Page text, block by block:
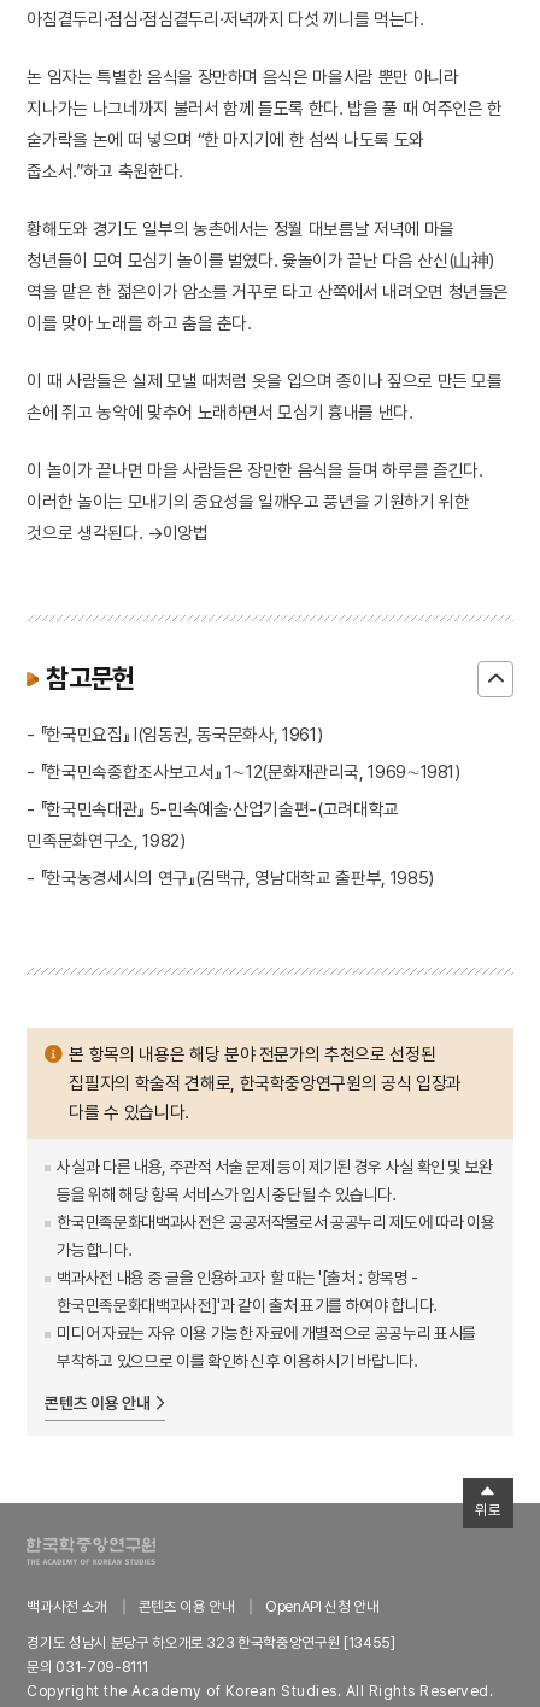
아침곁두리·점심·점심곁두리·저녁까지 다섯 끼니를 먹는다.
논 임자는 특별한 음식을 장만하며 음식은 마을사람 뿐만 아니라
지나가는 나그네까지 불러서 함께 들도록 한다. 밥을 풀 때 여주인은 한
숟가락을 논에 떠 넣으며 “한 마지기에 한 섬씩 나도록 도와
줍소서.”하고 축원한다.
황해도와 경기도 일부의 농촌에서는 정월 대보름날 저녁에 마을
청년들이 모여 모심기 놀이를 벌였다. 윷놀이가 끝난 다음 산신(山神)
역을 맡은 한 젊은이가 암소를 거꾸로 타고 산쪽에서 내려오면 청년들은
이를 맞아 노래를 하고 춤을 춘다.
이 때 사람들은 실제 모낼 때처럼 옷을 입으며 종이나 짚으로 만든 모를
손에 쥐고 농악에 맞추어 노래하면서 모심기 흉내를 낸다.
이 놀이가 끝나면 마을 사람들은 장만한 음식을 들며 하루를 즐긴다.
이러한 놀이는 모내기의 중요성을 일깨우고 풍년을 기원하기 위한
것으로 생각된다. →이앙법
참고문헌
- 『한국민요집』 Ⅰ(임동권, 동국문화사, 1961)
- 『한국민속종합조사보고서』 1∼12(문화재관리국, 1969∼1981)
- 『한국민속대관』 5-민속예술·산업기술편-(고려대학교
민족문화연구소, 1982)
- 『한국농경세시의 연구』(김택규, 영남대학교 출판부, 1985)
본 항목의 내용은 해당 분야 전문가의 추천으로 선정된
집필자의 학술적 견해로, 한국학중앙연구원의 공식 입장과
다를 수 있습니다.
사실과 다른 내용, 주관적 서술 문제 등이 제기된 경우 사실 확인 및 보완
등을 위해 해당 항목 서비스가 임시 중단될 수 있습니다.
한국민족문화대백과사전은 공공저작물로서 공공누리 제도에 따라 이용
가능합니다.
백과사전 내용 중 글을 인용하고자 할 때는 '[출처 : 항목명 -
한국민족문화대백과사전]'과 같이 출처 표기를 하여야 합니다.
미디어 자료는 자유 이용 가능한 자료에 개별적으로 공공누리 표시를
부착하고 있으므로 이를 확인하신 후 이용하시기 바랍니다.
콘텐츠 이용 안내
백과사전 소개 콘텐츠 이용 안내
OpenAPI 신청 안내
경기도 성남시 분당구 하오개로 323 한국학중앙연구원 [13455]
문의 031-709-8111
Copyright the Academy of Korean Studies. All Rights Reserved.
위로